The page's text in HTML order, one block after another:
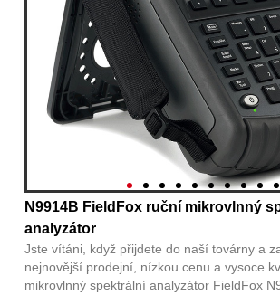
N9914B FieldFox ruční mikrovlnný
analyzátor
Jste vítáni, když přijdete do naší továrny a
nejnovější prodejní, nízkou cenu a vysoce
mikrovlnný spektrální analyzátor FieldFox